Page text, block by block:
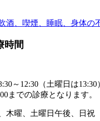
酒、喫煙、睡眠、身体の
時間
～12:30（土曜日は13:30
までの診療となります。
木曜、土曜日午後、日祝